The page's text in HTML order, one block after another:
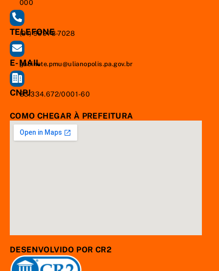
000
TELEFONE
(91) 99978-7028
E-MAIL
gabinete.pmu@ulianopolis.pa.gov.br
CNPJ83.334.672/0001-60
COMO CHEGAR À PREFEITURA
DESENVOLVIDO POR CR2